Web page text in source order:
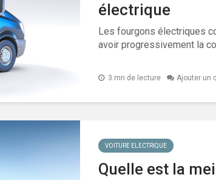
électrique
Les fourgons électriques
avoir progressivement la
3 mn de lecture Ajouter un
VOITURE ELECTRIQUE
Quelle est la